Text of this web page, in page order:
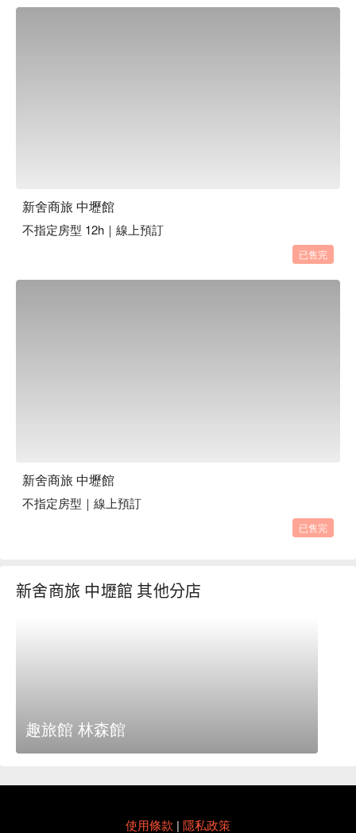
新舍商旅 中壢館
不指定房型 12h｜線上預訂
已售完
新舍商旅 中壢館
不指定房型｜線上預訂
已售完
新舍商旅 中壢館 其他分店
趣旅館 林森館
使用條款 | 隱私政策